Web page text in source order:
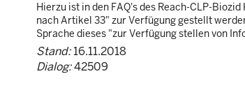
Hierzu ist in den FAQ's des Reach-CLP-
nach Artikel 33" zur Verfügung gestellt
Sprache dieses "zur Verfügung stellen von
Stand:16.11.2018
Dialog:42509